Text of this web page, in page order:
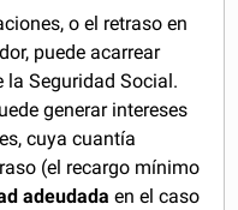
o el retraso en
puede acarrear
la Seguridad Social.
generar intereses
cuya cuantía
(el recargo mínimo
adeudada en el caso